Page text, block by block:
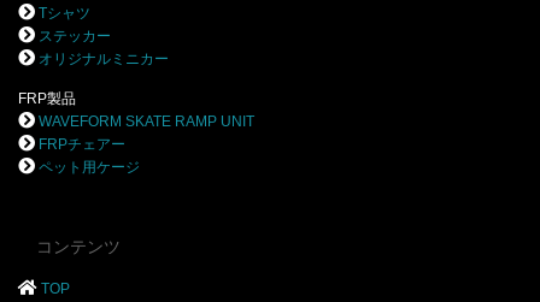
Tシャツ
ステッカー
オリジナルミニカー
FRP製品
WAVEFORM SKATE RAMP UNIT
FRPチェアー
ペット用ケージ
コンテンツ
TOP